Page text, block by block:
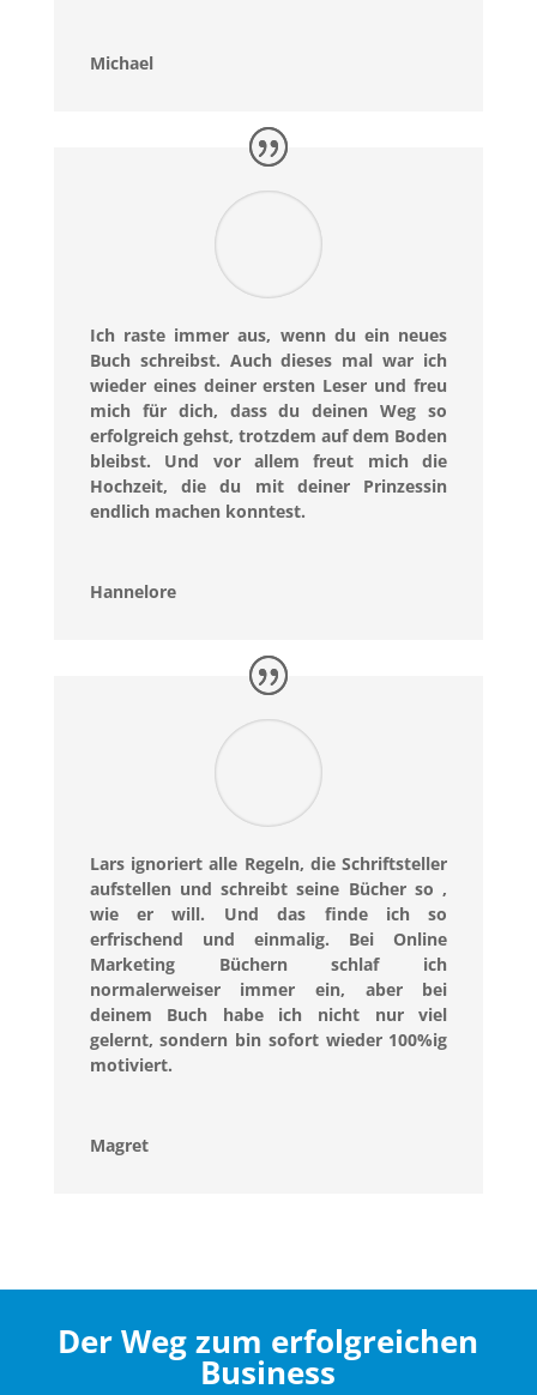
Michael
Ich raste immer aus, wenn du ein neues
Buch schreibst. Auch dieses mal war ich
wieder eines deiner ersten Leser und freu
mich für dich, dass du deinen Weg so
erfolgreich gehst, trotzdem auf dem Boden
bleibst. Und vor allem freut mich die
Hochzeit, die du mit deiner Prinzessin
endlich machen konntest.
Hannelore
Lars ignoriert alle Regeln, die Schriftsteller
aufstellen und schreibt seine Bücher so ,
wie er will. Und das finde ich so
erfrischend und einmalig. Bei Online
Marketing Büchern schlaf ich
normalerweiser immer ein, aber bei
deinem Buch habe ich nicht nur viel
gelernt, sondern bin sofort wieder 100%ig
motiviert.
Magret
Der Weg zum erfolgreichen
Business